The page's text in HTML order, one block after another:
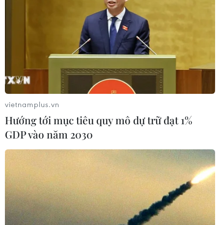
vietnamplus.vn
Hướng tới mục tiêu quy mô dự trữ đạt 1%
GDP vào năm 2030